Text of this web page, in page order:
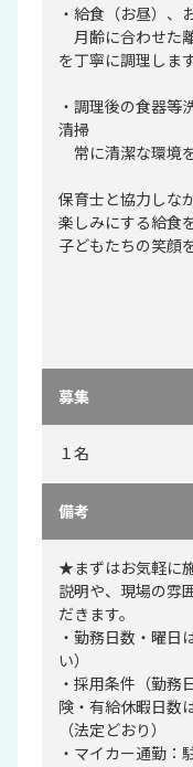
・給食（お昼）、
月齢に合わせた
を丁寧に調理します
・調理後の食器等
清掃
常に清潔な環境
保育士と協力しな
楽しみにする給食
子どもたちの笑顔
募集
１名
備考
★まずはお気軽に
説明や、現場の雰
だきます。
・勤務日数・曜日
い）
・採用条件（勤務
険・有給休暇日数
（法定どおり）
・マイカー通勤：